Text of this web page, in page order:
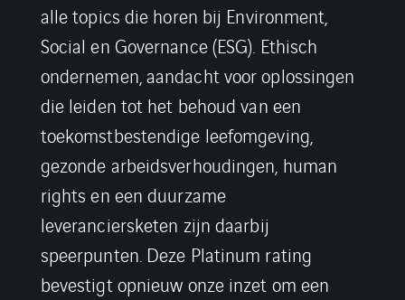
alle topics die horen bij Environment,
Social en Governance (ESG). Ethisch
ondernemen, aandacht voor oplossingen
die leiden tot het behoud van een
toekomstbestendige leefomgeving,
gezonde arbeidsverhoudingen, human
rights en een duurzame
leveranciersketen zijn daarbij
speerpunten. Deze Platinum rating
bevestigt opnieuw onze inzet om een